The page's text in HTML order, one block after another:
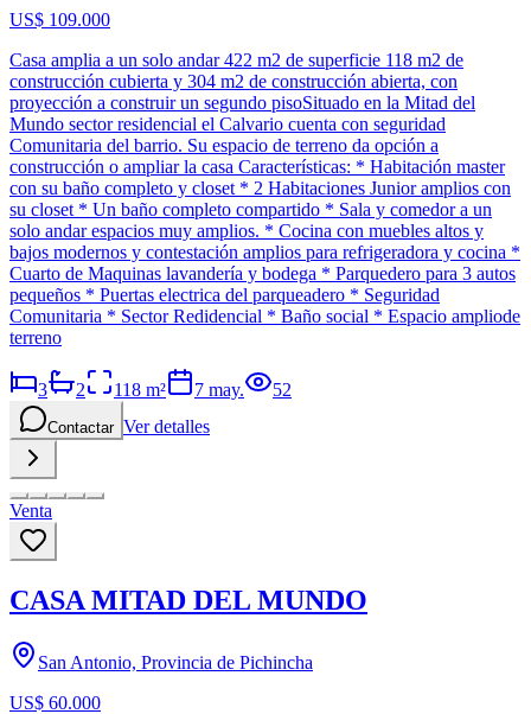
US$ 109.000
Casa amplia a un solo andar 422 m2 de superficie 118 m2 de
construcción cubierta y 304 m2 de construcción abierta, con
proyección a construir un segundo pisoSituado en la Mitad del
Mundo sector residencial el Calvario cuenta con seguridad
Comunitaria del barrio. Su espacio de terreno da opción a
construcción o ampliar la casa Características: * Habitación master
con su baño completo y closet * 2 Habitaciones Junior amplios con
su closet * Un baño completo compartido * Sala y comedor a un
solo andar espacios muy amplios. * Cocina con muebles altos y
bajos modernos y contestación amplios para refrigeradora y cocina *
Cuarto de Maquinas lavandería y bodega * Parquedero para 3 autos
pequeños * Puertas electrica del parqueadero * Seguridad
Comunitaria * Sector Redidencial * Baño social * Espacio ampliode
terreno
3 2 118 m² 7 may. 52
Contactar Ver detalles
Venta
CASA MITAD DEL MUNDO
San Antonio, Provincia de Pichincha
US$ 60.000